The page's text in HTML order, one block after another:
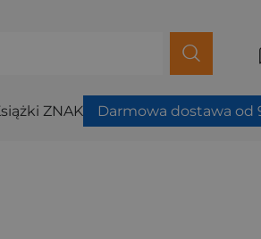
ZNAK Darmowa dostawa od